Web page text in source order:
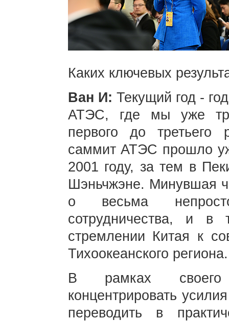
Каких ключевых
Ван И: Текущий год -
АТЭС, где мы уже
первого до третьего
саммит АТЭС прошло
2001 году, за тем в
Шэньчжэне. Минувшая
о весьма
сотрудничества, и
стремлении Китая к
Тихоокеанского
В рамках своего
концентрировать
переводить в